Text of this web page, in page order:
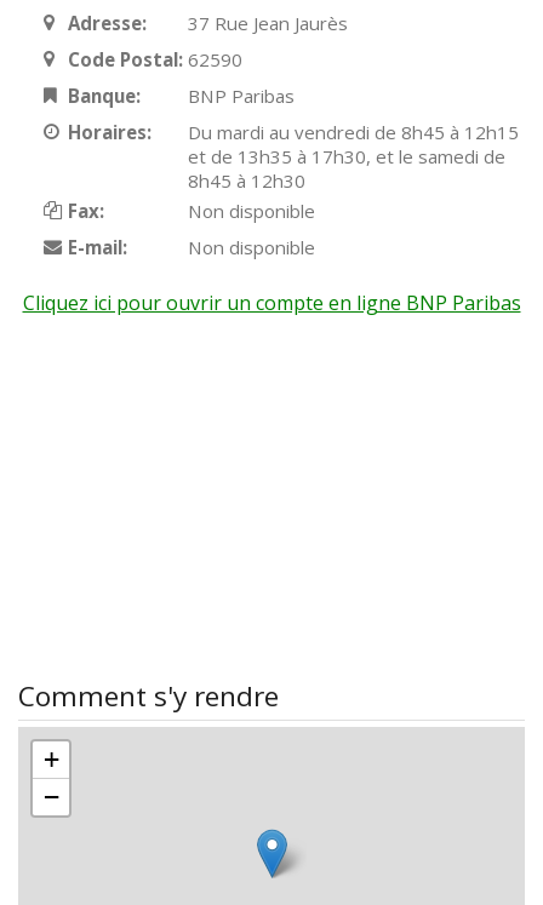
Adresse:
37 Rue Jean Jaurès
Code Postal: 62590
Banque:
BNP Paribas
Horaires:
Du mardi au vendredi de 8h45 à 12h15
et de 13h35 à 17h30, et le samedi de
8h45 à 12h30
Fax:
Non disponible
E-mail:
Non disponible
Cliquez ici pour ouvrir un compte en ligne BNP Paribas
Comment s'y rendre
+
−